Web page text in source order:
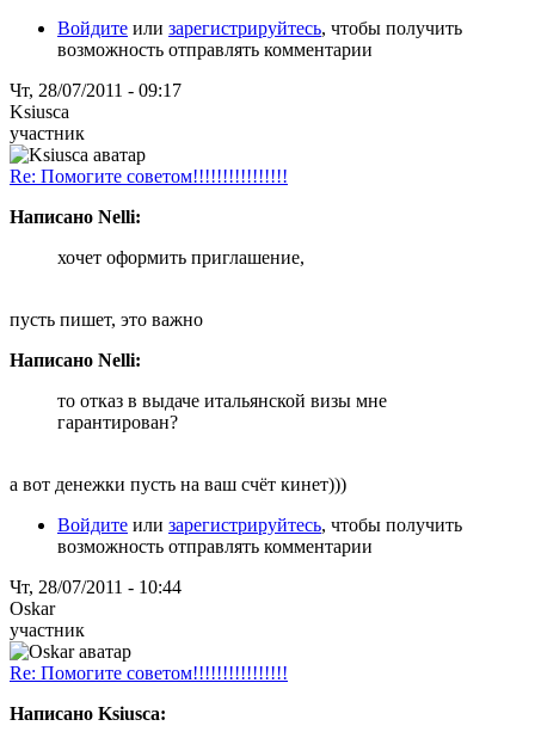
Войдите или зарегистрируйтесь, чтобы получить
возможность отправлять комментарии
Чт, 28/07/2011 - 09:17
Ksiusca
участник
Re: Помогите советом!!!!!!!!!!!!!!!!
Написано Nelli:
хочет оформить приглашение,
пусть пишет, это важно
Написано Nelli:
то отказ в выдаче итальянской визы мне
гарантирован?
а вот денежки пусть на ваш счёт кинет)))
Войдите или зарегистрируйтесь, чтобы получить
возможность отправлять комментарии
Чт, 28/07/2011 - 10:44
Oskar
участник
Re: Помогите советом!!!!!!!!!!!!!!!!
Написано Ksiusca: